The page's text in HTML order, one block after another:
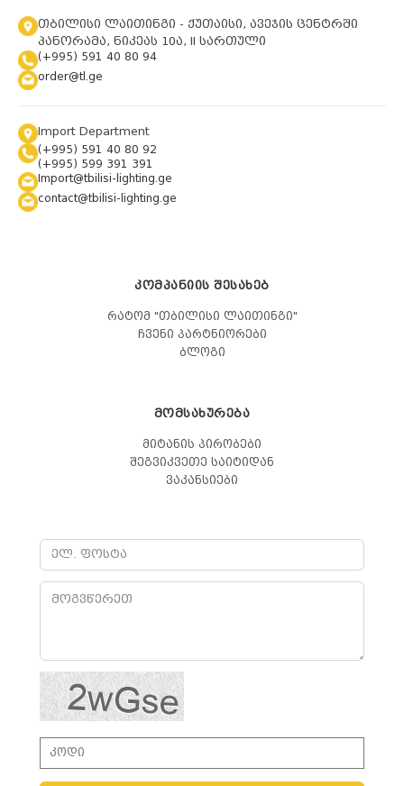
თბილისი ლაითინგი - ქუთაისი, ავეჯის ცენტრში
პანორამა, ნიკეას 10ა, II სართული
(+995) 591 40 80 94
order@tl.ge
Import Department
(+995) 591 40 80 92
(+995) 599 391 391
Import@tbilisi-lighting.ge
contact@tbilisi-lighting.ge
ᲙᲝᲛᲞᲐᲜᲘᲘᲡ ᲨᲔᲡᲐᲮᲔᲑ
რატომ "თბილისი ლაითინგი"
ჩვენი პარტნიორები
ბლოგი
ᲛᲝᲛᲡᲐᲮᲣᲠᲔᲑᲐ
მიტანის პირობები
შეგვიკვეთე საიტიდან
ვაკანსიები